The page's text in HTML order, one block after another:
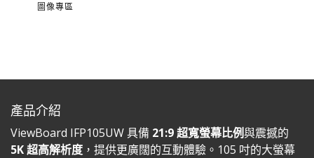
圖像專區
產品介紹
ViewBoard IFP105UW 具備 21:9 超寬螢幕比例與震撼的
5K 超高解析度 ，提供更廣闊的互動體驗。105 吋的大螢幕